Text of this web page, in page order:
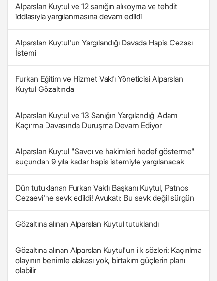
Alparslan Kuytul ve 12 sanığın alıkoyma ve tehdit
iddiasıyla yargılanmasına devam edildi
Alparslan Kuytul'un Yargılandığı Davada Hapis Cezası
İstemi
Furkan Eğitim ve Hizmet Vakfı Yöneticisi Alparslan
Kuytul Gözaltında
Alparslan Kuytul ve 13 Sanığın Yargılandığı Adam
Kaçırma Davasında Duruşma Devam Ediyor
Alparslan Kuytul "Savcı ve hakimleri hedef gösterme"
suçundan 9 yıla kadar hapis istemiyle yargılanacak
Dün tutuklanan Furkan Vakfı Başkanı Kuytul, Patnos
Cezaevi'ne sevk edildi! Avukatı: Bu sevk değil sürgün
Gözaltına alınan Alparslan Kuytul tutuklandı
Gözaltına alınan Alparslan Kuytul'un ilk sözleri: Kaçırılma
olayının benimle alakası yok, birtakım güçlerin planı
olabilir